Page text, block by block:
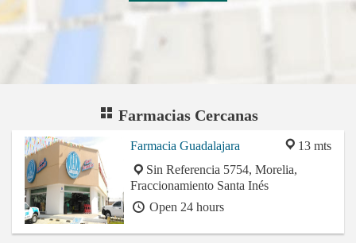
Farmacias Cercanas
13 mts
Farmacia Guadalajara
Sin Referencia 5754, Morelia,
Fraccionamiento Santa Inés
Open 24 hours